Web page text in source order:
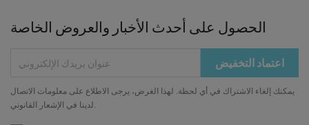
الحصول على أحدث الأخبار والعروض الخاصة
يمكنك إلغاء الاشتراك في أي لحظة. لهذا الغرض، يرجى الاطلاع على معلومات الاتصال
لدينا في الإشعار القانوني.